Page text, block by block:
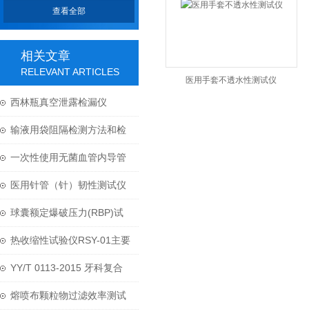
查看全部
相关文章
RELEVANT ARTICLES
西林瓶真空泄露检漏仪
LEAK-01H产品说明
输液用袋阻隔检测方法和检
测设备分析
一次性使用无菌血管内导管
导丝破裂测试仪试验方法
医用针管（针）韧性测试仪
MTT-01主要参数
球囊额定爆破压力(RBP)试
验测试原理
热收缩性试验仪RSY-01主要
参数
YY/T 0113-2015 牙科复合
树脂材料磨耗性能试验机
熔喷布颗粒物过滤效率测试
医用手套不透水性测试仪